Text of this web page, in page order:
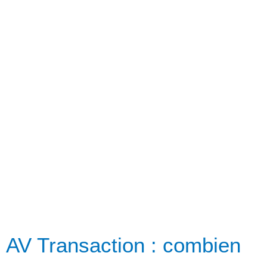
AV Transaction : combien